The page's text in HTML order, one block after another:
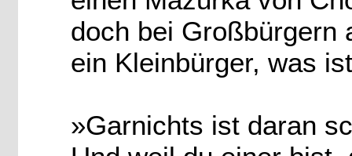
doch bei Großbürgern
ein Kleinbürger, was
»Garnichts ist daran